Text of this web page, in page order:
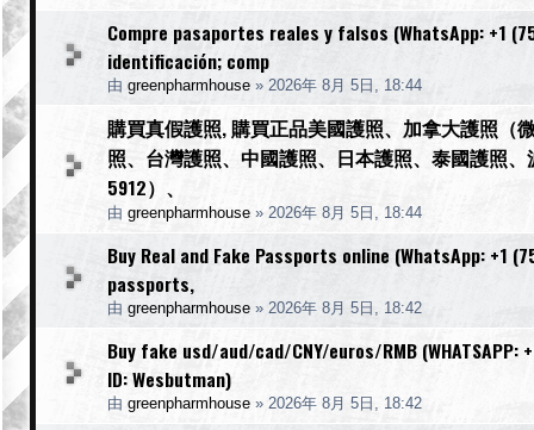
Compre pasaportes reales y falsos (WhatsApp: +1
identificación; comp
由 greenpharmhouse » 2026年 8月 5日, 18:44
購買真假護照, 購買正品美國護照、加拿大護照（
照、台灣護照、中國護照、日本護照、泰國護照
5912）、
由 greenpharmhouse » 2026年 8月 5日, 18:44
Buy Real and Fake Passports online (WhatsApp: +1
passports,
由 greenpharmhouse » 2026年 8月 5日, 18:42
Buy fake usd/aud/cad/CNY/euros/RMB
ID: Wesbutman)
由 greenpharmhouse » 2026年 8月 5日, 18:42